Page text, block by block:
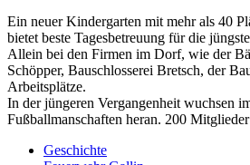
Ein neuer Kindergarten mit mehr als 40
bietet beste Tagesbetreuung für die
Allein bei den Firmen im Dorf, wie der
Schöpper, Bauschlosserei Bretsch, der
Arbeitsplätze.
In der jüngeren Vergangenheit wuchsen
Fußballmanschaften heran. 200
Geschichte